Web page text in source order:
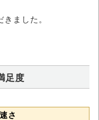
ました。
足度
さ